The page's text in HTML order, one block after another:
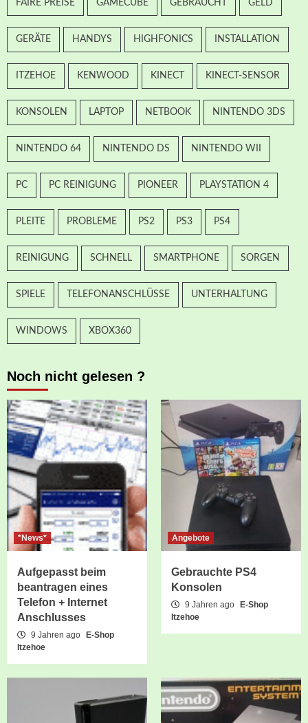
FAIRE PREISE GAMECUBE GEBRAUCHT GELD
GERÄTE HANDYS HIGHFONICS INSTALLATION
ITZEHOE KENWOOD KINECT KINECT-SENSOR
KONSOLEN LAPTOP NETBOOK NINTENDO 3DS
NINTENDO 64 NINTENDO DS NINTENDO WII
PC PC REINIGUNG PIONEER PLAYSTATION 4
PLEITE PROBLEME PS2 PS3 PS4
REINIGUNG SCHNELL SMARTPHONE SORGEN
SPIELE TELEFONANSCHLÜSSE UNTERHALTUNG
WINDOWS XBOX360
Noch nicht gelesen ?
*News*
Aufgepasst beim
beantragen eines
Telefon + Internet
Anschlusses
9 Jahren ago
E-Shop
Itzehoe
Angebote
Gebrauchte PS4
Konsolen
9 Jahren ago
E-Shop
Itzehoe